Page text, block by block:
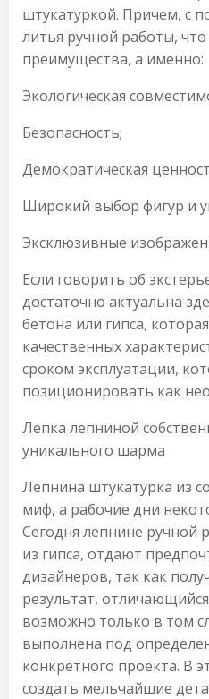
штукатуркой. Причем, с
литья ручной работы,
преимущества, а именно:
Экологическая
Безопасность;
Демократическая
Широкий выбор фигур и
Эксклюзивные
Если говорить об
достаточно актуальна
бетона или гипса,
качественных
сроком эксплуатации,
позиционировать как
Лепка лепниной
уникального шарма
Лепнина штукатурка из
миф, а рабочие дни
Сегодня лепнине ручной
из гипса, отдают
дизайнеров, так как
результат,
возможно только в том
выполнена под
конкретного проекта. В
создать мельчайшие